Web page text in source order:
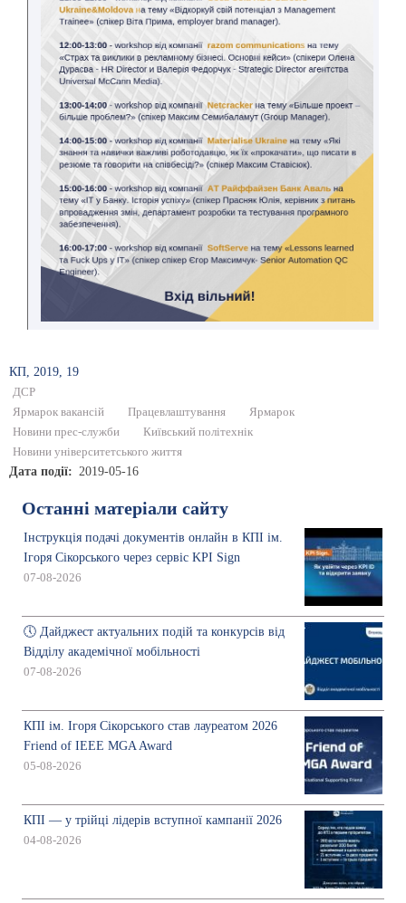
КП, 2019, 19
ДСР
Ярмарок вакансій
Працевлаштування
Ярмарок
Новини прес-служби
Київський політехнік
Новини університетського життя
Дата події 2019-05-16
Останні матеріали сайту
Інструкція подачі документів онлайн в КПІ ім.
Ігоря Сікорського через сервіс KPI Sign
07-08-2026
🕔 Дайджест актуальних подій та конкурсів від
Відділу академічної мобільності
07-08-2026
КПІ ім. Ігоря Сікорського став лауреатом 2026
Friend of IEEE MGA Award
05-08-2026
КПІ — у трійці лідерів вступної кампанії 2026
04-08-2026